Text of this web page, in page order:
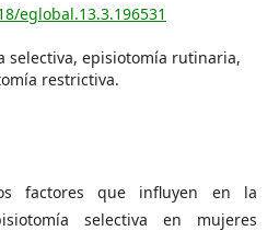
eglobal.13.3.196531
selectiva, episiotomía rutinaria,
restrictiva.
factores que influyen en la
selectiva en mujeres